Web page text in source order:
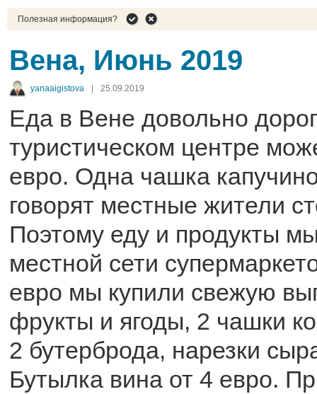
Полезная информация?
Вена, Июнь 2019
yanaaigistova 25.09.2019
Еда в Вене довольно
туристическом центре
евро. Одна чашка
говорят местные жители
Поэтому еду и продукты
местной сети
евро мы купили свежую
фрукты и ягоды, 2 чашки
2 бутерброда, нарезки
Бутылка вина от 4 евро.